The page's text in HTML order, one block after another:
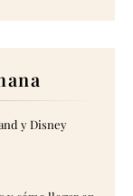
y Disney